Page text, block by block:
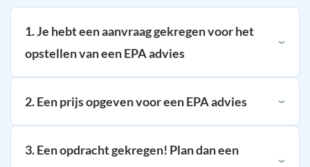
1. Je hebt een aanvraag gekregen voor het
opstellen van een EPA advies
2. Een prijs opgeven voor een EPA advies
3. Een opdracht gekregen! Plan dan een